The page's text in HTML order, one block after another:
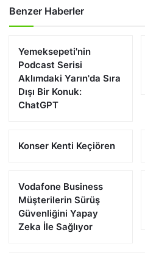
Benzer Haberler
Yemeksepeti'nin
Podcast Serisi
Aklımdaki Yarın'da Sıra
Dışı Bir Konuk:
ChatGPT
Konser Kenti Keçiören
Vodafone Business
Müşterilerin Sürüş
Güvenliğini Yapay
Zeka İle Sağlıyor